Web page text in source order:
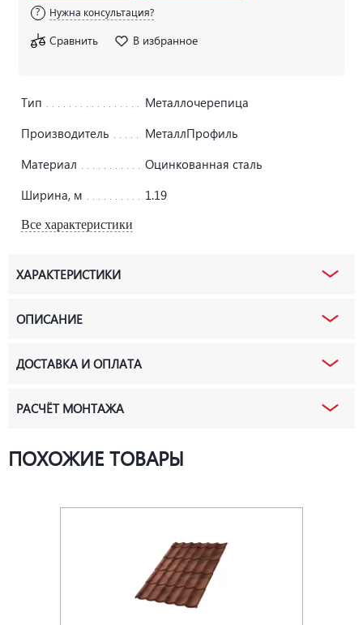
Нужна консультация?
Сравнить В избранное
Тип
Металлочерепица
Производитель
МеталлПрофиль
Материал
Оцинкованная сталь
Ширина, м
1.19
Все характеристики
ХАРАКТЕРИСТИКИ
ОПИСАНИЕ
ДОСТАВКА И ОПЛАТА
РАСЧЁТ МОНТАЖА
ПОХОЖИЕ ТОВАРЫ